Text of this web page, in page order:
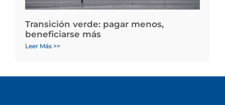
Transición verde: pagar menos,
beneficiarse más
Leer Más >>